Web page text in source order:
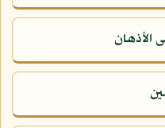
الأذهان